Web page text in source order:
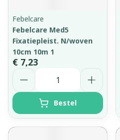
Febelcare
Febelcare Med5
Fixatiepleist. N/woven
10cm 10m 1
€ 7,23
Aantal
Bestel